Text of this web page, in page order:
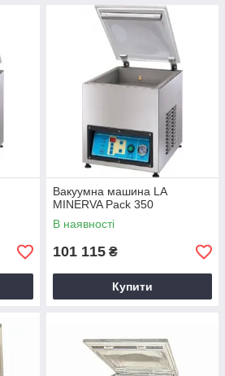
Вакуумна машина LA
MINERVA Pack 350
В наявності
101 115 ₴
Купити